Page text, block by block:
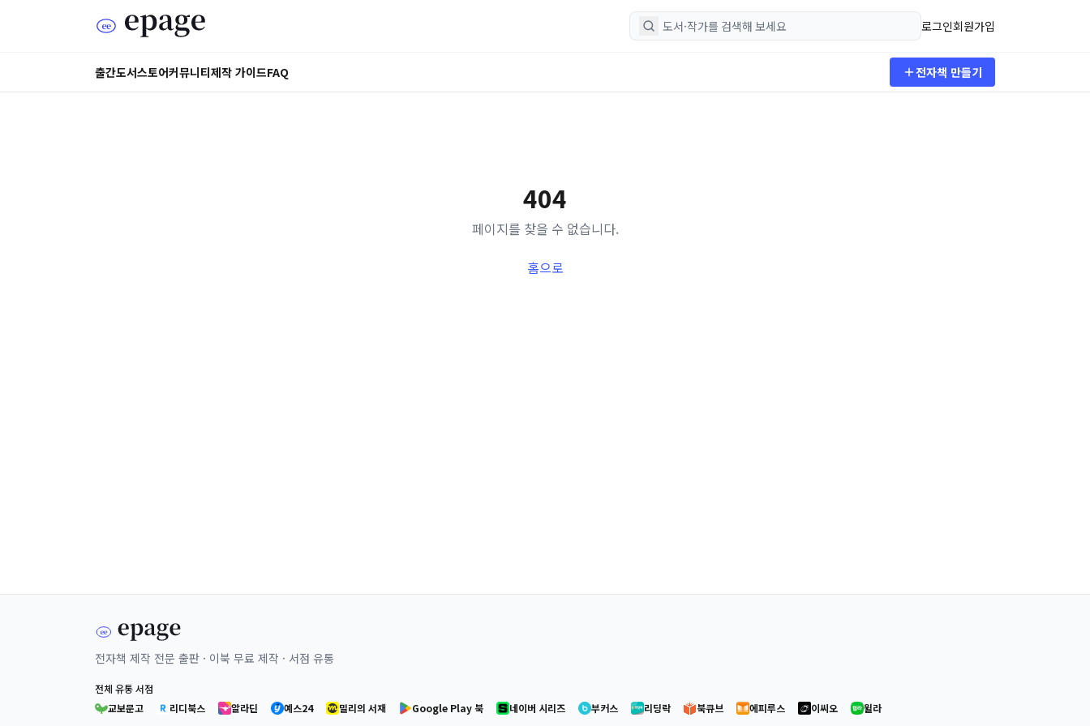
로그인회원가입
출간도서스토어커뮤니티제작 가이드FAQ 전자책 만들기
404
페이지를 찾을 수 없습니다.
홈으로
전자책 제작 전문 출판 · 이북 무료 제작 · 서점 유통
전체 유통 서점
교보문고
리디북스 알라딘 예스24 밀리의 서재 Google Play 북 네이버 시리즈 부커스 리딩락 북큐브 에피루스 이씨오 윌라